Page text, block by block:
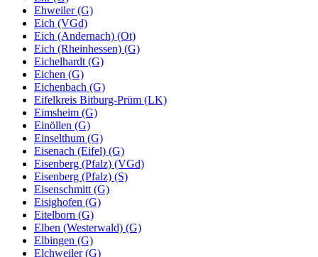
Ehweiler (G)
Eich (VGd)
Eich (Andernach) (Ot)
Eich (Rheinhessen) (G)
Eichelhardt (G)
Eichen (G)
Eichenbach (G)
Eifelkreis Bitburg-Prüm (LK)
Eimsheim (G)
Einöllen (G)
Einselthum (G)
Eisenach (Eifel) (G)
Eisenberg (Pfalz) (VGd)
Eisenberg (Pfalz) (S)
Eisenschmitt (G)
Eisighofen (G)
Eitelborn (G)
Elben (Westerwald) (G)
Elbingen (G)
Elchweiler (G)